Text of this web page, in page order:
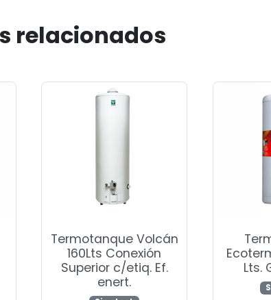
relacionados
Termotanque Volcán
160Lts Conexión
Superior c/etiq. Ef.
enert.
Lts.